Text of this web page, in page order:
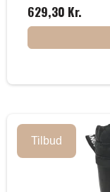
629,30 Kr.
Tilbud